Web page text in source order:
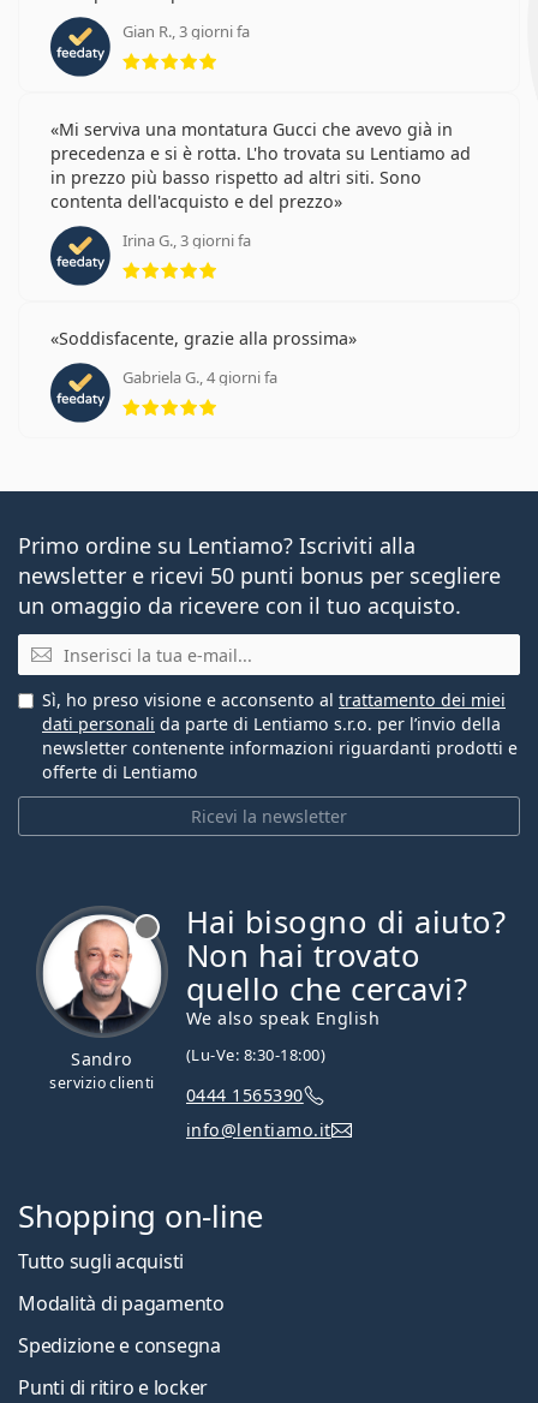
Gian R., 3 giorni fa
Mi serviva una montatura Gucci che avevo già in
precedenza e si è rotta. L'ho trovata su Lentiamo ad
in prezzo più basso rispetto ad altri siti. Sono
contenta dell'acquisto e del prezzo
Irina G., 3 giorni fa
Soddisfacente, grazie alla prossima
Gabriela G., 4 giorni fa
valutazione 5 di 5
Primo ordine su Lentiamo? Iscriviti alla
newsletter e ricevi 50 punti bonus per scegliere
un omaggio da ricevere con il tuo acquisto.
E-mail
Ricevi la newsletter
Sì, ho preso visione e acconsento al trattamento dei miei
dati personali da parte di Lentiamo s.r.o. per l’invio della
newsletter contenente informazioni riguardanti prodotti e
offerte di Lentiamo
Sandro
servizio clienti
Hai bisogno di aiuto?
Non hai trovato
quello che cercavi?
We also speak English
(Lu-Ve: 8:30-18:00)
0444 1565390
info@lentiamo.it
Shopping on-line
Tutto sugli acquisti
Modalità di pagamento
Spedizione e consegna
Punti di ritiro e locker